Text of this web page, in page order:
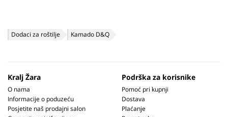
Dodaci za roštilje Kamado D&Q
Kralj Žara
O nama
Informacije o poduzeću
Posjetite naš prodajni salon
Podrška za korisnike
Pomoć pri kupnji
Dostava
Plaćanje